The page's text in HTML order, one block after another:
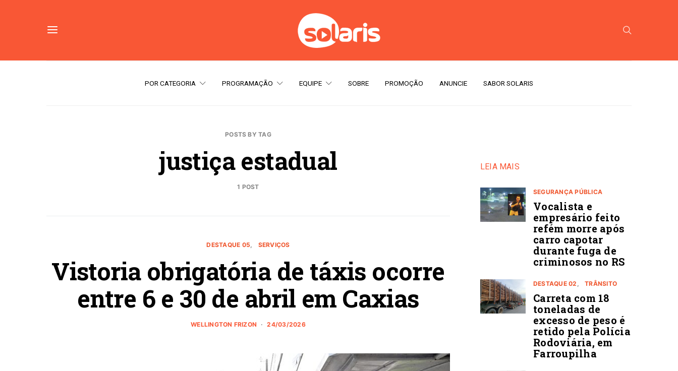
POR CATEGORIA PROGRAMAÇÃO EQUIPE SOBRE PROMOÇÃO ANUNCIE SABOR SOLARIS
POSTS BY TAG
justiça estadual
1 POST
DESTAQUE 05 SERVIÇOS
Vistoria obrigatória de táxis ocorre
entre 6 e 30 de abril em Caxias
WELLINGTON FRIZON 24/03/2026
LEIA MAIS
SEGURANÇA PÚBLICA
Vocalista e
empresário feito
refém morre após
carro capotar
durante fuga de
criminosos no RS
DESTAQUE 02 TRÂNSITO
Carreta com 18
toneladas de
excesso de peso é
retido pela Polícia
Rodoviária, em
Farroupilha